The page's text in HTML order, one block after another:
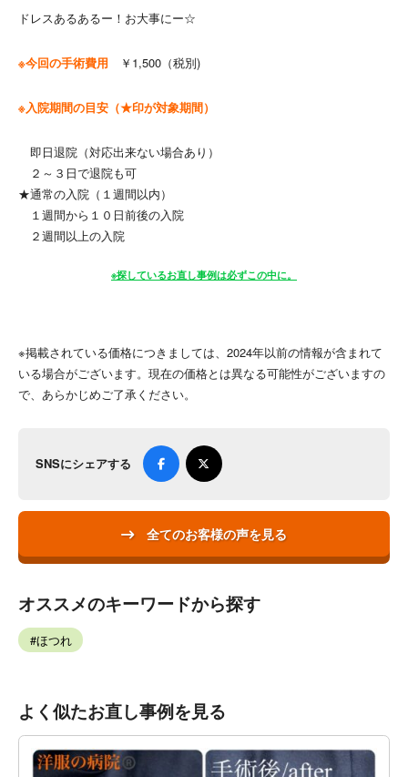
ドレスあるあるー！お大事にー☆
※今回の手術費用 ￥1,500（税別)
※入院期間の目安（★印が対象期間）
即日退院（対応出来ない場合あり）
２～３日で退院も可
★通常の入院（１週間以内）
１週間から１０日前後の入院
２週間以上の入院
※探しているお直し事例は必ずこの中に。
※掲載されている価格につきましては、2024年以前の情報が含まれて
いる場合がございます。現在の価格とは異なる可能性がございますの
で、あらかじめご了承ください。
SNSにシェアする
全てのお客様の声を見る
オススメのキーワードから探す
ほつれ
よく似たお直し事例を見る